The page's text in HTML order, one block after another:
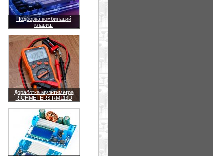
Подборка комбинаций
клавиш
Доработка мультиметра
RICHMETERS RM113D